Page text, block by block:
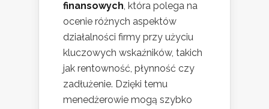
finansowych, która polega na
ocenie różnych aspektów
działalności firmy przy użyciu
kluczowych wskaźników, takich
jak rentowność, płynność czy
zadłużenie. Dzięki temu
menedżerowie mogą szybko